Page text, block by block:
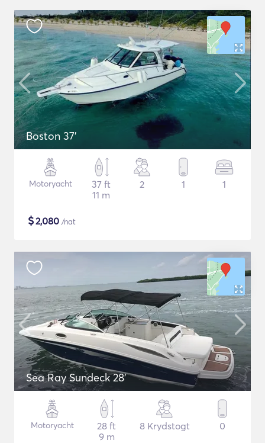
Boston 37'
Motoryacht
37 ft
11 m
2 1 1
$2,080 /nat
Sea Ray Sundeck 28'
Motoryacht
28 ft
9 m
8 Krydstogt 0